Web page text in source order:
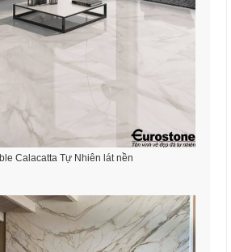
Calacatta Tự Nhiên lát nền